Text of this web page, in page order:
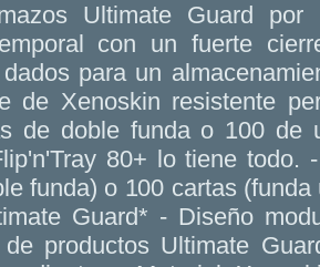
Ultimate Guard por
con un fuerte
para un
de Xenoskin resistente
de doble funda o 100 de
80+ lo tiene todo.
funda) o 100 cartas
Guard* - Diseño
productos Ultimate